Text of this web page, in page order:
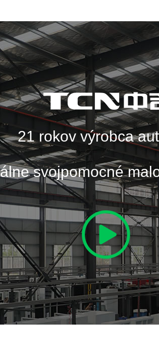
21 rokov výrobca
svojpomocné